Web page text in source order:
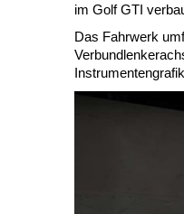
im Golf GTI
Das Fahrwerk